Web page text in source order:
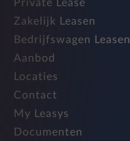
Private Lease
Zakelijk Leasen
Bedrijfswagen Leasen
Aanbod
Locaties
Contact
My Leasys
Documenten